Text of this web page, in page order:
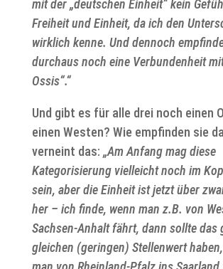
mit der „deutschen Einheit“ kein
Freiheit und Einheit, da ich den
wirklich kenne. Und dennoch
durchaus noch eine Verbundenheit
Ossis“.“
Und gibt es für alle drei noch einen
einen Westen? Wie empfinden sie
verneint das: „Am Anfang mag diese
Kategorisierung vielleicht noch im
sein, aber die Einheit ist jetzt über
her – ich finde, wenn man z.B. von
Sachsen-Anhalt fährt, dann sollte das
gleichen (geringen) Stellenwert